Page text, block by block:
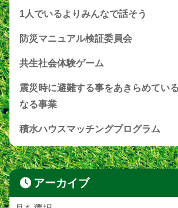
1人でいるよりみんなで話そう
防災マニュアル検証委員会
共生社会体験ゲーム
震災時に避難する事をあきらめてい
なる事業
積水ハウスマッチングプログラム
アーカイブ